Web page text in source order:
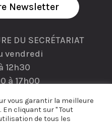
Newsletter
DU SECRÉTARIAT
vendredi
12h30
à 17h00
vous garantir la meilleure
cliquant sur " Tout
de tous les